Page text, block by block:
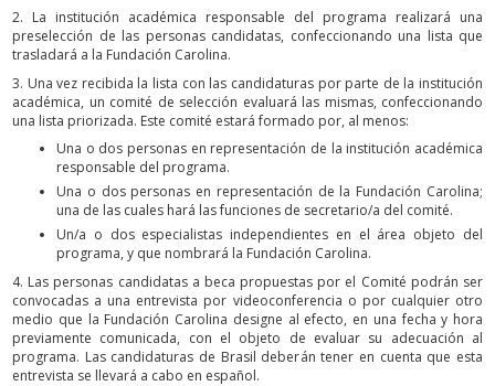
2. La institución académica responsable del programa realizará una
preselección de las personas candidatas, confeccionando una lista que
trasladará a la Fundación Carolina.
3. Una vez recibida la lista con las candidaturas por parte de la institución
académica, un comité de selección evaluará las mismas, confeccionando
una lista priorizada. Este comité estará formado por, al menos:
Una o dos personas en representación de la institución académica
responsable del programa.
Una o dos personas en representación de la Fundación Carolina;
una de las cuales hará las funciones de secretario/a del comité.
Un/a o dos especialistas independientes en el área objeto del
programa, y que nombrará la Fundación Carolina.
4. Las personas candidatas a beca propuestas por el Comité podrán ser
convocadas a una entrevista por videoconferencia o por cualquier otro
medio que la Fundación Carolina designe al efecto, en una fecha y hora
previamente comunicada, con el objeto de evaluar su adecuación al
programa. Las candidaturas de Brasil deberán tener en cuenta que esta
entrevista se llevará a cabo en español.